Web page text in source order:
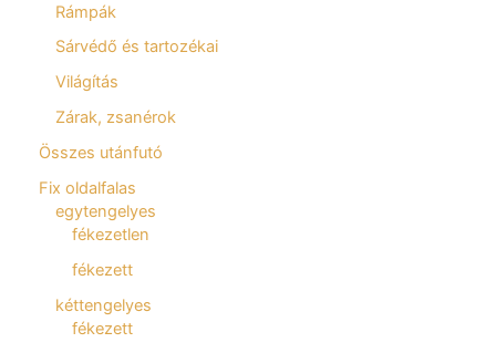
Rámpák
Sárvédő és tartozékai
Világítás
Zárak, zsanérok
Összes utánfutó
Fix oldalfalas
egytengelyes
fékezetlen
fékezett
kéttengelyes
fékezett